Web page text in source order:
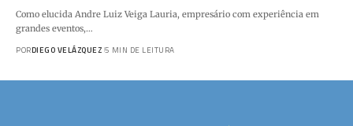
Como elucida Andre Luiz Veiga Lauria, empresário com experiência em
grandes eventos,…
PORDIEGO VELÁZQUEZ 5 MIN DE LEITURA